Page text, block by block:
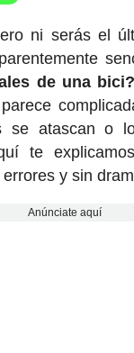
ni serás el
de una bici?
se atascan o
te
y sin
Anúnciate aquí